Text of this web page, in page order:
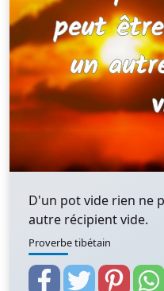
D'un pot vide rien ne
autre récipient vide.
Proverbe tibétain